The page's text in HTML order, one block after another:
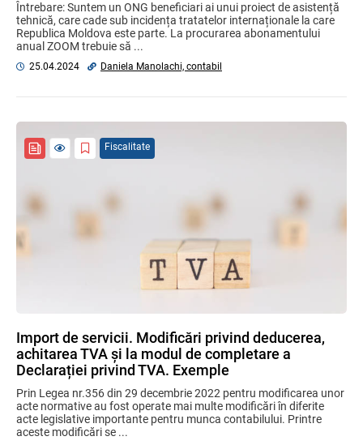
Întrebare: Suntem un ONG beneficiari ai unui proiect de asistență
tehnică, care cade sub incidența tratatelor internaționale la care
Republica Moldova este parte. La procurarea abonamentului
anual ZOOM trebuie să ...
25.04.2024 Daniela Manolachi, contabil
Fiscalitate
Import de servicii. Modificări privind deducerea,
achitarea TVA și la modul de completare a
Declarației privind TVA. Exemple
Prin Legea nr.356 din 29 decembrie 2022 pentru modificarea unor
acte normative au fost operate mai multe modificări în diferite
acte legislative importante pentru munca contabilului. Printre
aceste modificări se ...